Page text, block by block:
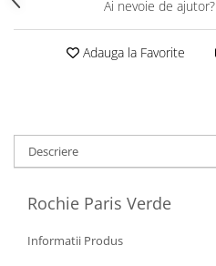
Ai nevoie de ajutor?
Adauga la Favorite
Descriere
Rochie Paris Verde
Informatii Produs